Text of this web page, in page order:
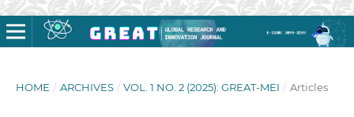
HOME / ARCHIVES / VOL. 1 NO. 2 (2025): GREAT-MEI / Articles